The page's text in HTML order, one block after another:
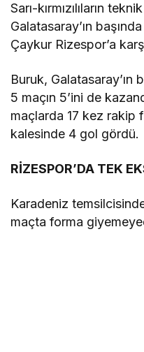
Sarı-kırmızılıların
Galatasaray’ın
Çaykur Rizespor’a
Buruk, Galatasaray’ın
5 maçın 5’ini de
maçlarda 17 kez rakip
kalesinde 4 gol gördü.
RİZESPOR’DA TEK
Karadeniz
maçta forma